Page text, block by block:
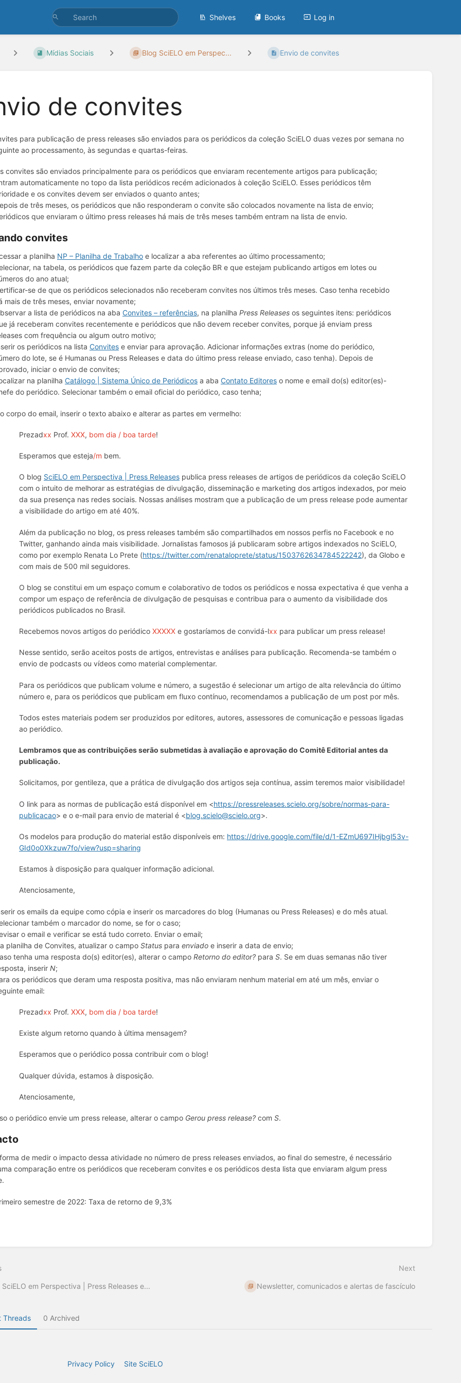
Shelves Books Log in
Mídias Sociais Blog SciELO em Perspec... Envio de convites
de convites
para publicação de press releases são enviados para os periódicos da coleção SciELO duas vezes por semana no
ao processamento, às segundas e quartas-feiras.
convites são enviados principalmente para os periódicos que enviaram recentemente artigos para publicação;
automaticamente no topo da lista periódicos recém adicionados à coleção SciELO. Esses periódicos têm
e os convites devem ser enviados o quanto antes;
de três meses, os periódicos que não responderam o convite são colocados novamente na lista de envio;
que enviaram o último press releases há mais de três meses também entram na lista de envio.
convites
a planilha NP – Planilha de Trabalho e localizar a aba referentes ao último processamento;
na tabela, os periódicos que fazem parte da coleção BR e que estejam publicando artigos em lotes ou
do ano atual;
se de que os periódicos selecionados não receberam convites nos últimos três meses. Caso tenha recebido
mais de três meses, enviar novamente;
a lista de periódicos na aba Convites – referências, na planilha Press Releases os seguintes itens: periódicos
já receberam convites recentemente e periódicos que não devem receber convites, porque já enviam press
com frequência ou algum outro motivo;
os periódicos na lista Convites e enviar para aprovação. Adicionar informações extras (nome do periódico,
do lote, se é Humanas ou Press Releases e data do último press release enviado, caso tenha). Depois de
iniciar o envio de convites;
na planilha Catálogo | Sistema Único de Periódicos a aba Contato Editores o nome e email do(s) editor(es)-
do periódico. Selecionar também o email oficial do periódico, caso tenha;
corpo do email, inserir o texto abaixo e alterar as partes em vermelho:
Prezadxx Prof. XXX, bom dia / boa tarde!
Esperamos que esteja/m bem.
O blog SciELO em Perspectiva | Press Releases publica press releases de artigos de periódicos da coleção SciELO
com o intuito de melhorar as estratégias de divulgação, disseminação e marketing dos artigos indexados, por meio
da sua presença nas redes sociais. Nossas análises mostram que a publicação de um press release pode aumentar
a visibilidade do artigo em até 40%.
Além da publicação no blog, os press releases também são compartilhados em nossos perfis no Facebook e no
Twitter, ganhando ainda mais visibilidade. Jornalistas famosos já publicaram sobre artigos indexados no SciELO,
como por exemplo Renata Lo Prete (https://twitter.com/renataloprete/status/1503762634784522242), da Globo e
com mais de 500 mil seguidores.
O blog se constitui em um espaço comum e colaborativo de todos os periódicos e nossa expectativa é que venha a
compor um espaço de referência de divulgação de pesquisas e contribua para o aumento da visibilidade dos
periódicos publicados no Brasil.
Recebemos novos artigos do periódico XXXXX e gostaríamos de convidá-lxx para publicar um press release!
Nesse sentido, serão aceitos posts de artigos, entrevistas e análises para publicação. Recomenda-se também o
envio de podcasts ou vídeos como material complementar.
Para os periódicos que publicam volume e número, a sugestão é selecionar um artigo de alta relevância do último
número e, para os periódicos que publicam em fluxo contínuo, recomendamos a publicação de um post por mês.
Todos estes materiais podem ser produzidos por editores, autores, assessores de comunicação e pessoas ligadas
ao periódico.
Lembramos que as contribuições serão submetidas à avaliação e aprovação do Comitê Editorial antes da
publicação.
Solicitamos, por gentileza, que a prática de divulgação dos artigos seja contínua, assim teremos maior visibilidade!
O link para as normas de publicação está disponível em <https://pressreleases.scielo.org/sobre/normas-para-
publicacao> e o e-mail para envio de material é <blog.scielo@scielo.org>.
Os modelos para produção do material estão disponíveis em: https://drive.google.com/file/d/1-EZmU697IHjbgl53v-
GId0o0Xkzuw7fo/view?usp=sharing
Estamos à disposição para qualquer informação adicional.
Atenciosamente,
os emails da equipe como cópia e inserir os marcadores do blog (Humanas ou Press Releases) e do mês atual.
também o marcador do nome, se for o caso;
o email e verificar se está tudo correto. Enviar o email;
planilha de Convites, atualizar o campo Status para enviado e inserir a data de envio;
tenha uma resposta do(s) editor(es), alterar o campo Retorno do editor? para S. Se em duas semanas não tiver
inserir N;
os periódicos que deram uma resposta positiva, mas não enviaram nenhum material em até um mês, enviar o
email:
Prezadxx Prof. XXX, bom dia / boa tarde!
Existe algum retorno quando à última mensagem?
Esperamos que o periódico possa contribuir com o blog!
Qualquer dúvida, estamos à disposição.
Atenciosamente,
o periódico envie um press release, alterar o campo Gerou press release? com S.
de medir o impacto dessa atividade no número de press releases enviados, ao final do semestre, é necessário
comparação entre os periódicos que receberam convites e os periódicos desta lista que enviaram algum press
semestre de 2022: Taxa de retorno de 9,3%
SciELO em Perspectiva | Press Releases e...
Next
Newsletter, comunicados e alertas de fascículo
Threads 0 Archived
Privacy Policy Site SciELO